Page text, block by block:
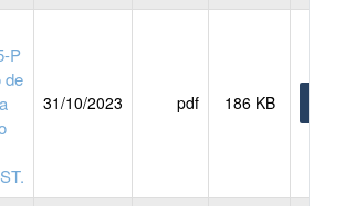
P
de
31/10/2023 pdf 186 KB